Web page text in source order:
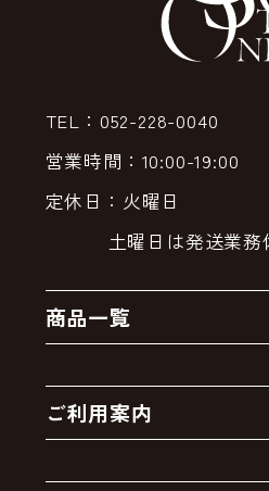
TEL：052-228-0040
営業時間：10:00-19:00
定休日：火曜日
土曜日は発送業務
商品一覧
クーポン
卸販売・大量注文
ご利用案内